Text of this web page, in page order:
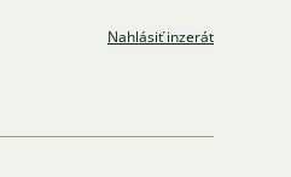
Nahlásiť inzerát